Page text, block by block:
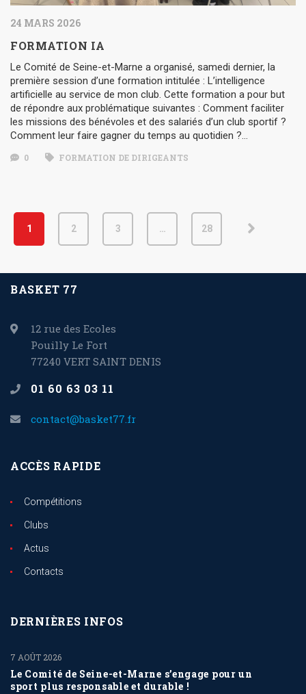
24 MARS 2026
FORMATION IA
Le Comité de Seine-et-Marne a organisé, samedi dernier, la
première session d’une formation intitulée : L’intelligence
artificielle au service de mon club. Cette formation a pour but
de répondre aux problématique suivantes : Comment faciliter
les missions des bénévoles et des salariés d’un club sportif ?
Comment leur faire gagner du temps au quotidien ?…
0 FORMATION DE DIRIGEANTS
1 2 3 … 28
BASKET 77
12 rue des Ecoles
Pouilly Le Fort
77240 VERT SAINT DENIS
01 60 63 03 11
contact@basket77.fr
ACCÈS RAPIDE
Compétitions
Clubs
Actus
Contacts
DERNIÈRES INFOS
Le Comité de Seine-et-Marne s’engage pour un
sport plus responsable et durable !
7 AOÛT 2026